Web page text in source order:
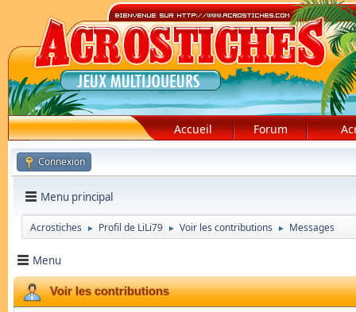
Accueil Forum
Connexion
Menu principal
Acrostiches ► Profil de LiLi79 ► Voir les contributions ► Messages
Menu
Voir les contributions